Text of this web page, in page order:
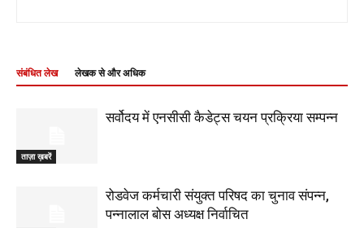
संबंधित लेख लेखक से और अधिक
ताज़ा ख़बरें
सर्वोदय में एनसीसी कैडेट्स चयन प्रक्रिया सम्पन्न
रोडवेज कर्मचारी संयुक्त परिषद का चुनाव संपन्न,
पन्नालाल बोस अध्यक्ष निर्वाचित